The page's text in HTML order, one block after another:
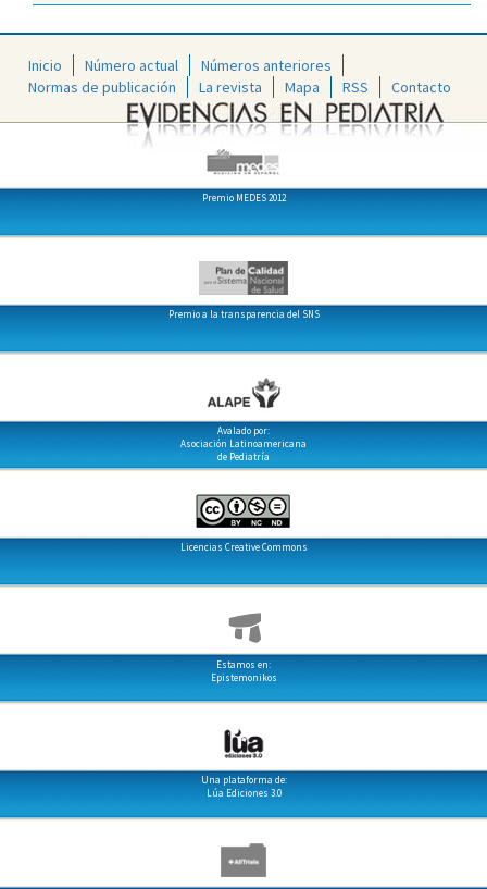
Inicio Número actual
Números anteriores
Normas de publicación
La revista Mapa RSS Contacto
Premio MEDES 2012
Premio a la transparencia del SNS
Avalado por:
Asociación Latinoamericana
de Pediatría
Licencias Creative Commons
Estamos en:
Epistemonikos
Una plataforma de:
Lúa Ediciones 3.0